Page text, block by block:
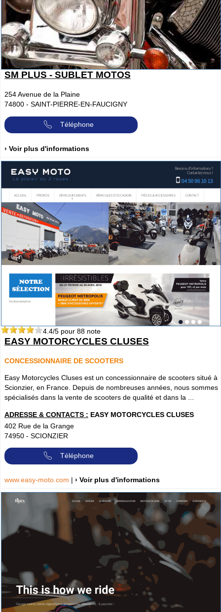
SM PLUS - SUBLET MOTOS
254 Avenue de la Plaine
74800 - SAINT-PIERRE-EN-FAUCIGNY
Téléphone
› Voir plus d'informations
4.4/5 pour 88 note
EASY MOTORCYCLES CLUSES
CONCESSIONNAIRE DE SCOOTERS
Easy Motorcycles Cluses est un concessionnaire de scooters situé à
Scionzier, en France. Depuis de nombreuses années, nous sommes
spécialisés dans la vente de scooters de qualité et dans la ...
ADRESSE & CONTACTS : EASY MOTORCYCLES CLUSES
402 Rue de la Grange
74950 - SCIONZIER
Téléphone
www.easy-moto.com | › Voir plus d'informations